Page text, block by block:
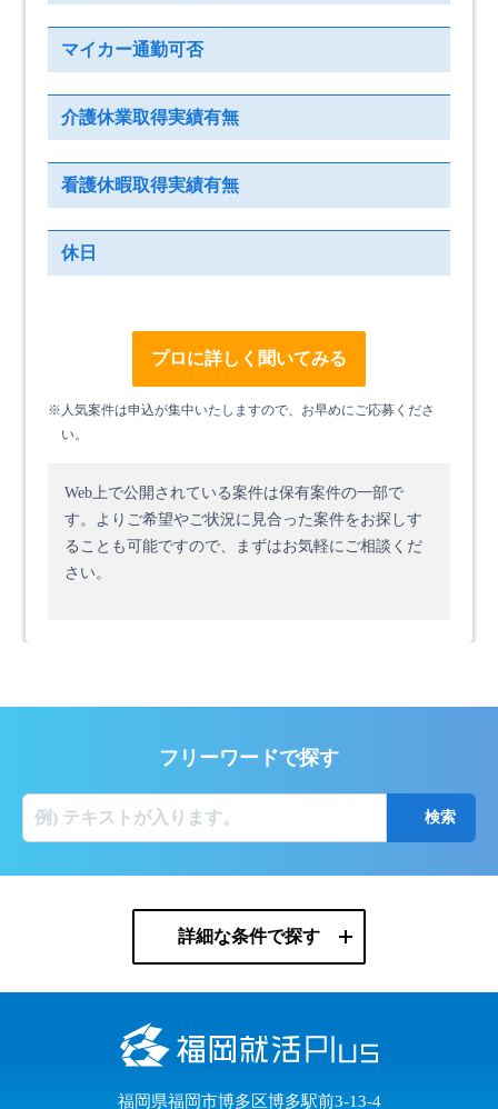
マイカー通勤可否
介護休業取得実績有無
看護休暇取得実績有無
休日
プロに詳しく聞いてみる
※人気案件は申込が集中いたしますので、お早めにご応募くださ
い。
Web上で公開されている案件は保有案件の一部で
す。 よりご希望やご状況に見合った案件をお探しす
ることも可能ですので、まずはお気軽にご相談くだ
さい。
フリーワードで探す
詳細な条件で探す
福岡県福岡市博多区博多駅前3-13-4